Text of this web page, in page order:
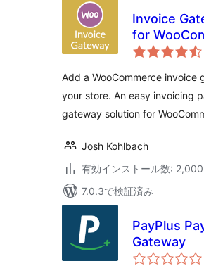
Invoice
for
– Invoice
Add a WooCommerce invoice
your store. An easy invoicing
gateway solution for
Josh Kohlbach
有効インストール数:
7.0.3で検証済み
PayPlus
Gateway